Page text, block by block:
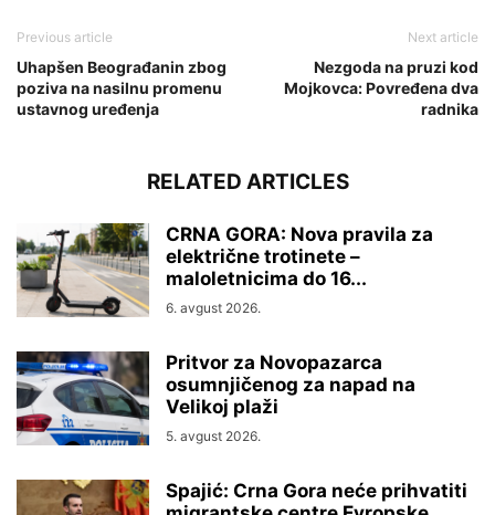
Previous article
Uhapšen Beograđanin zbog
poziva na nasilnu promenu
ustavnog uređenja
Next article
Nezgoda na pruzi kod
Mojkovca: Povređena dva
radnika
RELATED ARTICLES
CRNA GORA: Nova pravila za
električne trotinete –
maloletnicima do 16...
6. avgust 2026.
Pritvor za Novopazarca
osumnjičenog za napad na
Velikoj plaži
5. avgust 2026.
Spajić: Crna Gora neće prihvatiti